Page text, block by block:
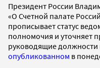
Президент России
«О Счетной палате
прописывает статус
полномочия и уточняет
руководящие должности
опубликованном в